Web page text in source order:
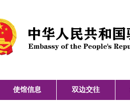
使馆信息 双边交往